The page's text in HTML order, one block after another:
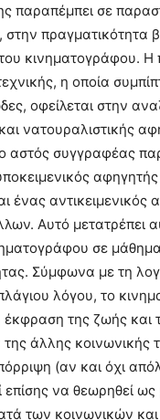
παραπέμπει σε
πραγματικότητα
κινηματογράφου. Η
η οποία
οφείλεται στην
νατουραλιστικής
αστός συγγραφέας
ένας αντικειμενικός
Αυτό μετατρέπει
σε μάθημα
Σύμφωνα με τη
λόγου, το
έκφραση της ζωής και
άλλης κοινωνικής
(αν και όχι
να θεωρηθεί
των κοινωνικών και